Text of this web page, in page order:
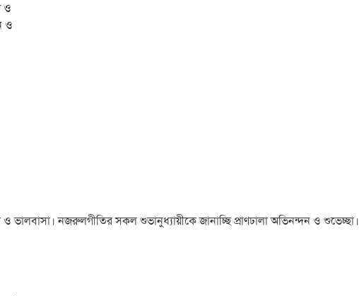
ও
ও
ও ভালবাসা। নজরুলগীতির সকল শুভানুধ্যায়ীকে জানাচ্ছি প্রাণঢালা অভিনন্দন ও শুভেচ্ছা।